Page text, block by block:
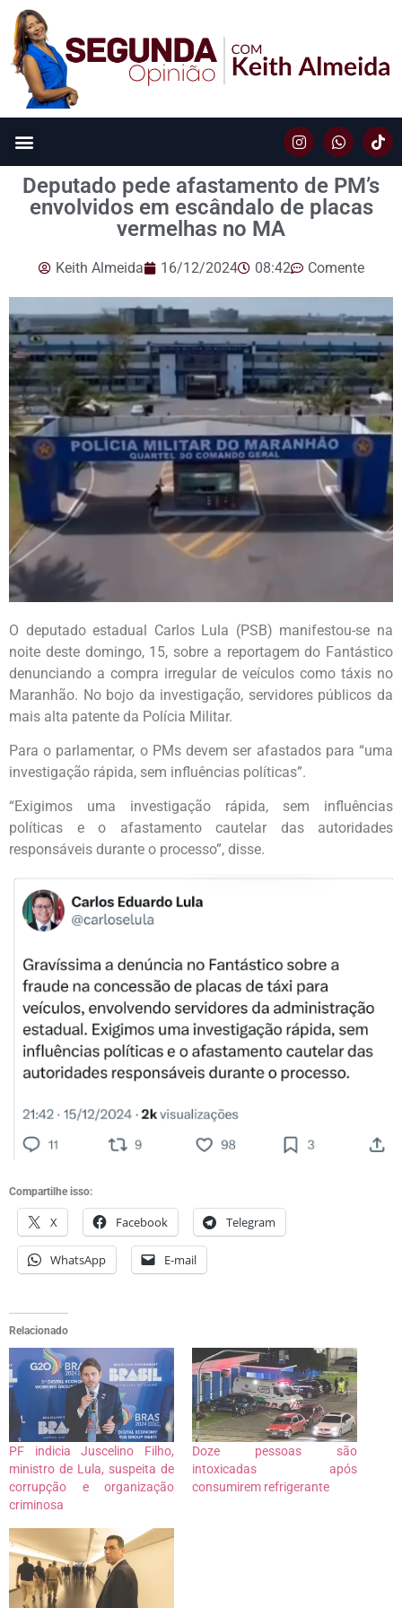
Deputado pede afastamento de PM’s
envolvidos em escândalo de placas
vermelhas no MA
Keith Almeida 16/12/2024 08:42 Comente
O deputado estadual Carlos Lula (PSB) manifestou-se na
noite deste domingo, 15, sobre a reportagem do Fantástico
denunciando a compra irregular de veículos como táxis no
Maranhão. No bojo da investigação, servidores públicos da
mais alta patente da Polícia Militar.
Para o parlamentar, o PMs devem ser afastados para “uma
investigação rápida, sem influências políticas”.
“Exigimos uma investigação rápida, sem influências
políticas e o afastamento cautelar das autoridades
responsáveis durante o processo”, disse.
Compartilhe isso:
X Facebook Telegram
WhatsApp E-mail
Relacionado
PF indicia Juscelino Filho,
ministro de Lula, suspeita de
corrupção e organização
criminosa
Doze pessoas são
intoxicadas após
consumirem refrigerante